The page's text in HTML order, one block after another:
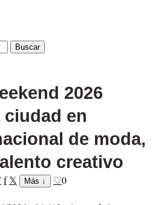
Buscar
2026
en
de moda,
creativo
f 𝕏 Más ↓ ♡0